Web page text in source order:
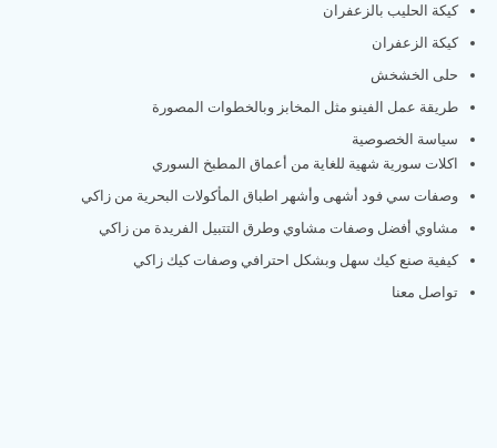
كيكة الحليب بالزعفران
كيكة الزعفران
حلى الخشخش
طريقة عمل الفينو مثل المخابز وبالخطوات المصورة
سياسة الخصوصية
اكلات سورية شهية للغاية من أعماق المطبخ السوري
وصفات سي فود أشهى وأشهر اطباق المأكولات البحرية من زاكي
مشاوي أفضل وصفات مشاوي وطرق التتبيل الفريدة من زاكي
كيفية صنع كيك سهل وبشكل احترافي وصفات كيك زاكي
تواصل معنا